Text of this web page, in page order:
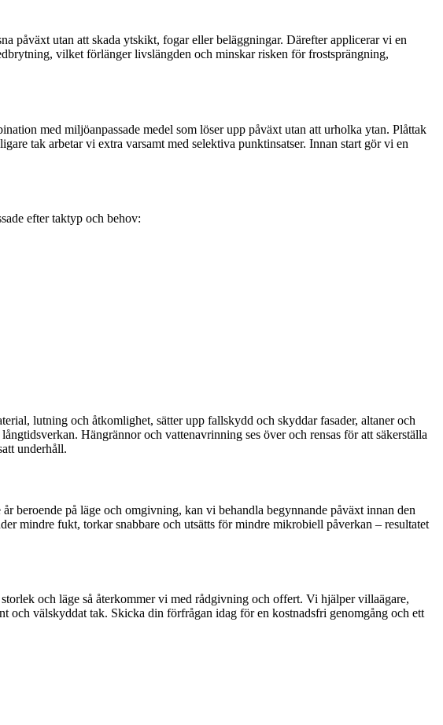
påväxt utan att skada ytskikt, fogar eller beläggningar. Därefter applicerar vi en
vilket förlänger livslängden och minskar risken för frostsprängning,
med miljöanpassade medel som löser upp påväxt utan att urholka ytan. Plåttak
tak arbetar vi extra varsamt med selektiva punktinsatser. Innan start gör vi en
efter taktyp och behov:
lutning och åtkomlighet, sätter upp fallskydd och skyddar fasader, altaner och
Hängrännor och vattenavrinning ses över och rensas för att säkerställa
underhåll.
beroende på läge och omgivning, kan vi behandla begynnande påväxt innan den
mindre fukt, torkar snabbare och utsätts för mindre mikrobiell påverkan – resultatet
och läge så återkommer vi med rådgivning och offert. Vi hjälper villaägare,
och välskyddat tak. Skicka din förfrågan idag för en kostnadsfri genomgång och ett